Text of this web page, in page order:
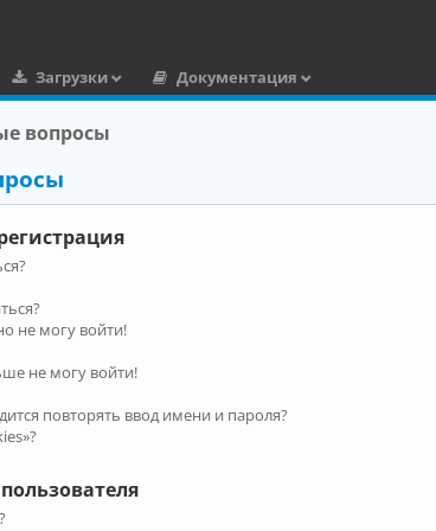
Загрузки
Документация
вопросы
не могу войти!
не могу войти!
повторять ввод имени и пароля?